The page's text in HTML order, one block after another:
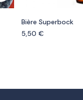
Bière Superbock
5,50 €